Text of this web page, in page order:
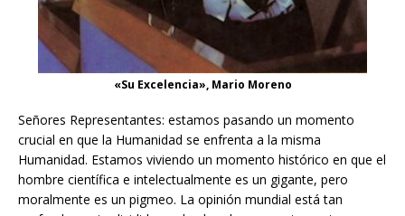
«Su Excelencia», Mario Moreno
Señores Representantes: estamos pasando un momento
crucial en que la Humanidad se enfrenta a la misma
Humanidad. Estamos viviendo un momento histórico en que el
hombre científica e intelectualmente es un gigante, pero
moralmente es un pigmeo. La opinión mundial está tan